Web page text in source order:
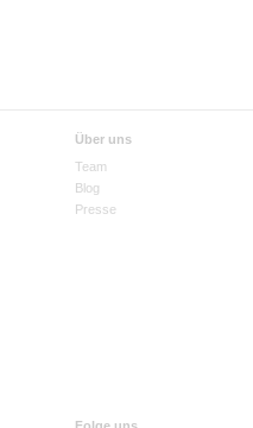
Über uns
Team
Blog
Presse